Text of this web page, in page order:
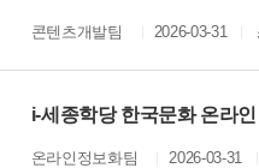
콘텐츠개발팀 2026-03-31
i-세종학당 한국문화 온라
온라인정보화팀 2026-03-31